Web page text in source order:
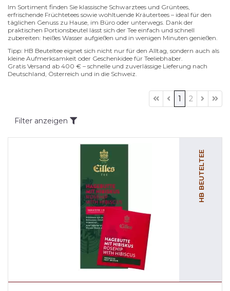
Im Sortiment finden Sie klassische Schwarztees und Grüntees,
erfrischende Früchtetees sowie wohltuende Kräutertees – ideal für den
täglichen Genuss zu Hause, im Büro oder unterwegs. Dank der
praktischen Portionsbeutel lässt sich der Tee einfach und schnell
zubereiten: heißes Wasser aufgießen und in wenigen Minuten genießen.
Tipp: HB Beuteltee eignet sich nicht nur für den Alltag, sondern auch als
kleine Aufmerksamkeit oder Geschenkidee für Teeliebhaber.
Gratis Versand ab 400 € – schnelle und zuverlässige Lieferung nach
Deutschland, Österreich und in die Schweiz.
1 2
Filter anzeigen
HB BEUTELTEE